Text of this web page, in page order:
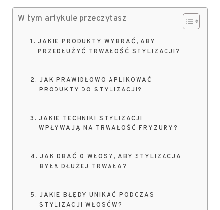
W tym artykule przeczytasz
JAKIE PRODUKTY WYBRAĆ, ABY
PRZEDŁUŻYĆ TRWAŁOŚĆ STYLIZACJI?
JAK PRAWIDŁOWO APLIKOWAĆ
PRODUKTY DO STYLIZACJI?
JAKIE TECHNIKI STYLIZACJI
WPŁYWAJĄ NA TRWAŁOŚĆ FRYZURY?
JAK DBAĆ O WŁOSY, ABY STYLIZACJA
BYŁA DŁUŻEJ TRWAŁA?
JAKIE BŁĘDY UNIKAĆ PODCZAS
STYLIZACJI WŁOSÓW?